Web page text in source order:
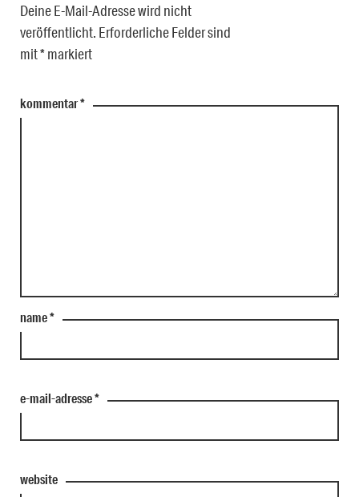
Deine E-Mail-Adresse wird nicht
veröffentlicht. Erforderliche Felder sind
mit*markiert
kommentar*
name*
e-mail-adresse*
website